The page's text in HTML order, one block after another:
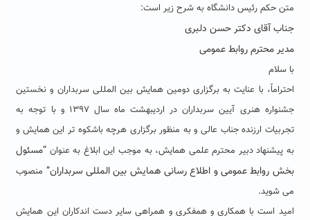
متن حکم رئیس دانشگاه به شرح زیر است:
جناب آقای دکتر حسن دلبری
مدیر محترم روابط عمومی
با سلام
احتراماً، با عنایت به برگزاری دومین همایش بین المللی سربداران و نخستین
جشنواره هنری آیین سربداران در اردیبهشت ماه سال ۱۳۹۷ و با توجه به
تجربیات ارزنده جناب عالی و به منظور برگزاری هرچه باشکوه تر این همایش و
به پیشنهاد دبیر محترم علمی همایش، به موجب این ابلاغ به عنوان “مسئول
بخش روابط عمومی و اطلاع رسانی همایش بین المللی سربداران” منصوب
می شوید.
امید است با همکاری و همفکری و همراهی سایر دست اندکاران این همایش